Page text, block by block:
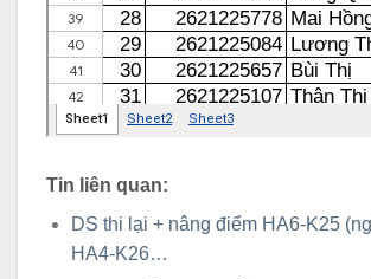
Tin liên quan:
DS thi lại + nâng điểm HA6-K25
HA4-K26…